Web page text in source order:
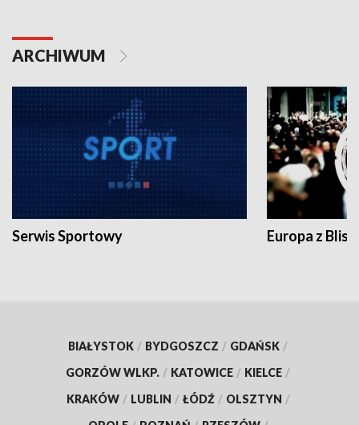
ARCHIWUM
Serwis Sportowy Europa z
BIAŁYSTOK / BYDGOSZCZ / GDAŃSK /
GORZÓW WLKP. / KATOWICE / KIELCE /
KRAKÓW / LUBLIN / ŁÓDŹ / OLSZTYN /